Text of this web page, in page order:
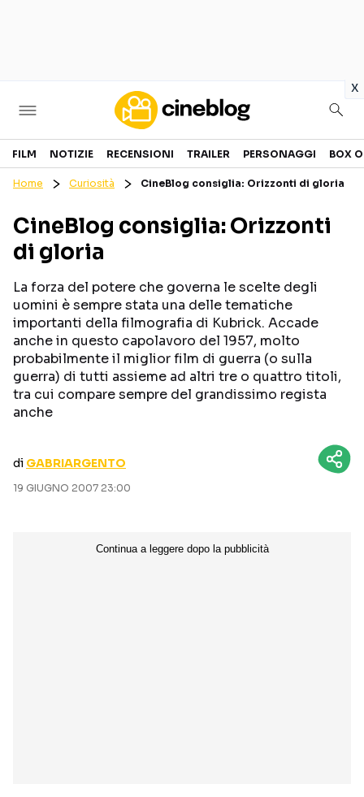
x
Cinema
GENERI
PERSONAGGI
CANALI STREAMING
Categorie
NOTIZIE
CURIOSITÀ
RECENSIONI
TRAILER
BOX OFFICE
FILM NOTIZIE RECENSIONI TRAILER PERSONAGGI BOX
Home Curiosità CineBlog consiglia: Orizzonti di gloria
CineBlog consiglia: Orizzonti
di gloria
La forza del potere che governa le scelte degli
uomini è sempre stata una delle tematiche
importanti della filmografia di Kubrick. Accade
anche in questo capolavoro del 1957, molto
probabilmente il miglior film di guerra (o sulla
guerra) di tutti assieme ad altri tre o quattro titoli,
tra cui compare sempre del grandissimo regista
anche
di GABRIARGENTO
19 GIUGNO 2007 23:00